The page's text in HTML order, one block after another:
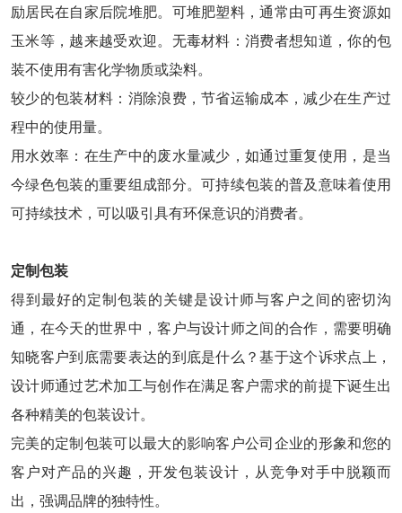
励居民在自家后院堆肥。可堆肥塑料，通常由可再生资源如
玉米等，越来越受欢迎。无毒材料：消费者想知道，你的包
装不使用有害化学物质或染料。
较少的包装材料：消除浪费，节省运输成本，减少在生产过
程中的使用量。
用水效率：在生产中的废水量减少，如通过重复使用，是当
今绿色包装的重要组成部分。可持续包装的普及意味着使用
可持续技术，可以吸引具有环保意识的消费者。
定制包装
得到最好的定制包装的关键是设计师与客户之间的密切沟
通，在今天的世界中，客户与设计师之间的合作，需要明确
知晓客户到底需要表达的到底是什么？基于这个诉求点上，
设计师通过艺术加工与创作在满足客户需求的前提下诞生出
各种精美的包装设计。
完美的定制包装可以最大的影响客户公司企业的形象和您的
客户对产品的兴趣，开发包装设计，从竞争对手中脱颖而
出，强调品牌的独特性。